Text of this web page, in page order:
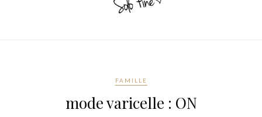
FAMILLE
mode varicelle : ON